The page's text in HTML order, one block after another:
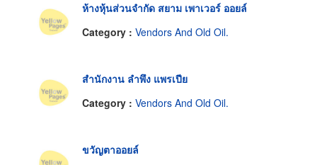
ห้างหุ้นส่วนจำกัด สยาม เพาเวอร์ ออยล์
Category : Vendors And Old Oil.
สำนักงาน ลำพึง แพรเปีย
Category : Vendors And Old Oil.
ขวัญตาออยล์